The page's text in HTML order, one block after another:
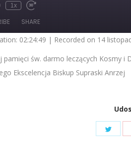
1x
Fast
30
seconds
SHARE
02:24:49 | Recorded on 14
św. darmo leczących Kosmy i
Ekscelencja Biskup Supraski Anrzej